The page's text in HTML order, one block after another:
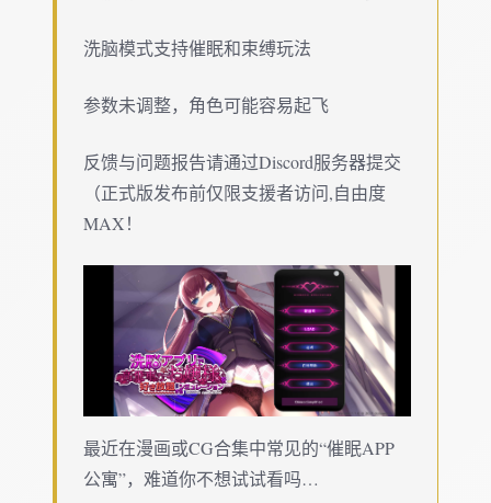
洗脑模式支持催眠和束缚玩法
参数未调整，角色可能容易起飞
反馈与问题报告请通过Discord服务器提交
（正式版发布前仅限支援者访问,自由度
MAX！
最近在漫画或CG合集中常见的“催眠APP
公寓”，难道你不想试试看吗…